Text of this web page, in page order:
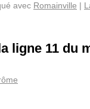
avec Romainville |
ligne 11 du